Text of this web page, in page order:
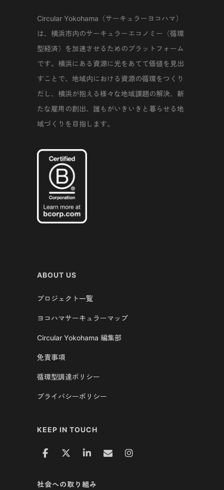
Circular Yokohama（サーキュラーヨコハマ）
は、横浜市内のサーキュラーエコノミー（循環
型経済）を加速させるためのプラットフォーム
です。横浜にある資源に光をあてて価値を見出
すことで、地域内における資源の循環をつくり
だし、横浜が抱える様々な地域課題の解決、新
たな雇用の創出、誰もがいきいきと暮らせる地
域づくりを目指します。
ABOUT US
プロジェクト一覧
ヨコハマサーキュラーマップ
Circular Yokohama 編集部
免責事項
循環型調達ポリシー
プライバシーポリシー
KEEP IN TOUCH
社会への取り組み